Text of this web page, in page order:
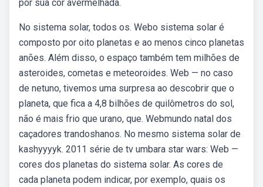
por sua cor avermelhada.
No sistema solar, todos os. Webo sistema solar é
composto por oito planetas e ao menos cinco planetas
anões. Além disso, o espaço também tem milhões de
asteroides, cometas e meteoroides. Web — no caso
de netuno, tivemos uma surpresa ao descobrir que o
planeta, que fica a 4,8 bilhões de quilômetros do sol,
não é mais frio que urano, que. Webmundo natal dos
caçadores trandoshanos. No mesmo sistema solar de
kashyyyyk. 2011 série de tv umbara star wars: Web —
cores dos planetas do sistema solar. As cores de
cada planeta podem indicar, por exemplo, quais os